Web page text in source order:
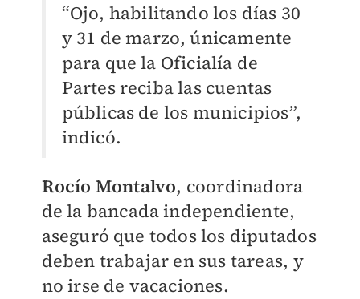
“Ojo, habilitando los días 30
y 31 de marzo, únicamente
para que la Oficialía de
Partes reciba las cuentas
públicas de los municipios”,
indicó.
Rocío Montalvo, coordinadora
de la bancada independiente,
aseguró que todos los diputados
deben trabajar en sus tareas, y
no irse de vacaciones.